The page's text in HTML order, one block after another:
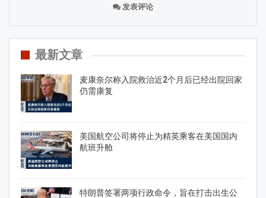
发表评论
最新文章
麦康奈尔称入院救治近2个月后已经出院回家
仍需康复
美国航空公司将停止为精英乘客在美国国内
航班升舱
特朗普签署两项行政命令，旨在打击出生公